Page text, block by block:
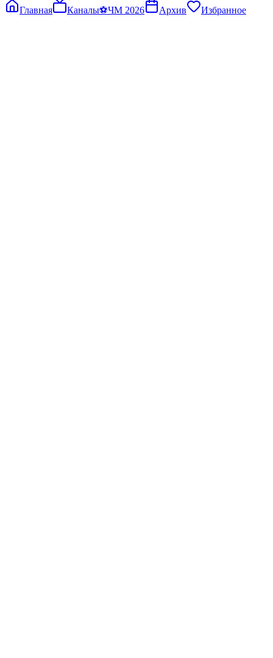
Главная
Каналы⚽ЧМ 2026 Архив Избранное